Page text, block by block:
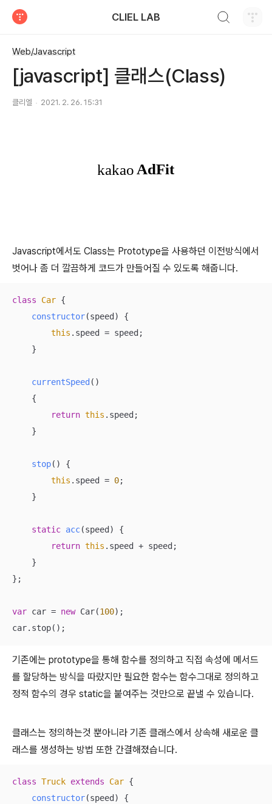
CLIEL LAB
Web/Javascript
[javascript] 클래스(Class)
클리엘 2021. 2. 26. 15:31
Javascript에서도 Class는 Prototype을 사용하던 이전방식에서
벗어나 좀 더 깔끔하게 코드가 만들어질 수 있도록 해줍니다.
class Car {
constructor(speed )
{
this .speed = speed;
    }
currentSpeed ( )
    {
return this .speed;
    }
stop( )
{
this .speed = 0;
    }
static acc(speed )
{
return this .speed + speed;
    }
};
var car = new Car(100);
car.stop();
기존에는 prototype을 통해 함수를 정의하고 직접 속성에 메서드
를 할당하는 방식을 따랐지만 필요한 함수는 함수그대로 정의하고
정적 함수의 경우 static을 붙여주는 것만으로 끝낼 수 있습니다.
클래스는 정의하는것 뿐아니라 기존 클래스에서 상속해 새로운 클
래스를 생성하는 방법 또한 간결해졌습니다.
class Truck extends Car {
constructor(speed )
{